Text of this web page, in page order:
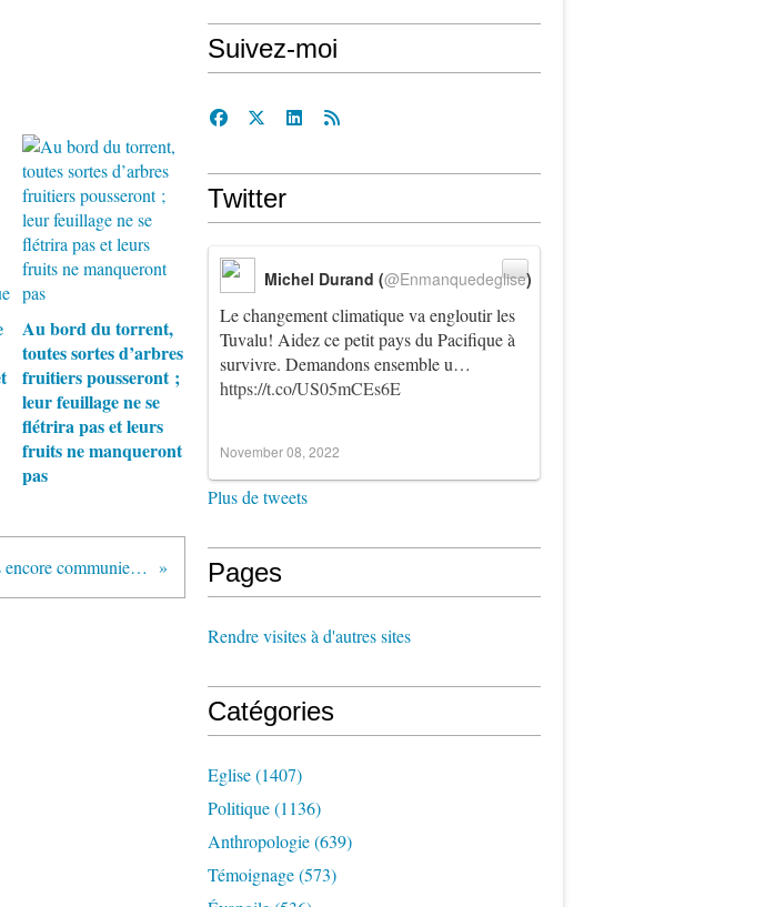
Au bord du torrent,
toutes sortes d’arbres
fruitiers pousseront ;
leur feuillage ne se
flétrira pas et leurs
fruits ne manqueront
pas
Vous ne pouvez pas encore communier avec nous,… mais cela va bientôt être possible. Je suis pour cette ouverture. Un moine en janvier 1997
Suivez-moi
Twitter
Le changement climatique va engloutir les
Tuvalu! Aidez ce petit pays du Pacifique à
survivre. Demandons ensemble u…
https://t.co/US05mCEs6E
Michel Durand (@Enmanquedeglise)
November 08, 2022
Plus de tweets
Pages
Rendre visites à d'autres sites
Catégories
Eglise(1407)
Politique(1136)
Anthropologie(639)
Témoignage(573)